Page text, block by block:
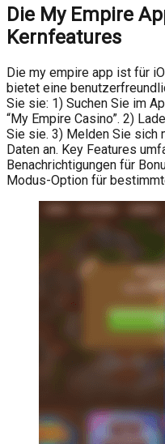
Die My Empire
Kernfeatures
Die my empire app ist für
bietet eine
Sie sie: 1) Suchen Sie im
“My Empire Casino”. 2)
Sie sie. 3) Melden Sie sich
Daten an. Key Features
Benachrichtigungen für
Modus-Option für